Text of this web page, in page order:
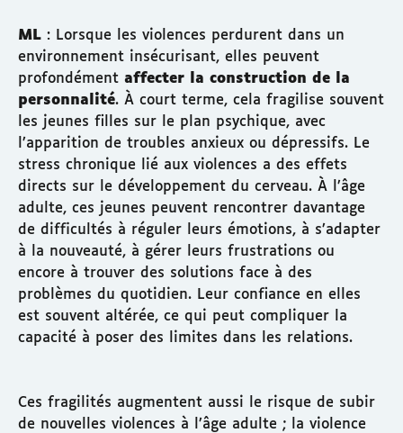
ML : Lorsque les violences perdurent dans un
environnement insécurisant, elles peuvent
profondément affecter la construction de la
personnalité. À court terme, cela fragilise souvent
les jeunes filles sur le plan psychique, avec
l’apparition de troubles anxieux ou dépressifs. Le
stress chronique lié aux violences a des effets
directs sur le développement du cerveau. À l’âge
adulte, ces jeunes peuvent rencontrer davantage
de difficultés à réguler leurs émotions, à s’adapter
à la nouveauté, à gérer leurs frustrations ou
encore à trouver des solutions face à des
problèmes du quotidien. Leur confiance en elles
est souvent altérée, ce qui peut compliquer la
capacité à poser des limites dans les relations.
Ces fragilités augmentent aussi le risque de subir
de nouvelles violences à l’âge adulte ; la violence